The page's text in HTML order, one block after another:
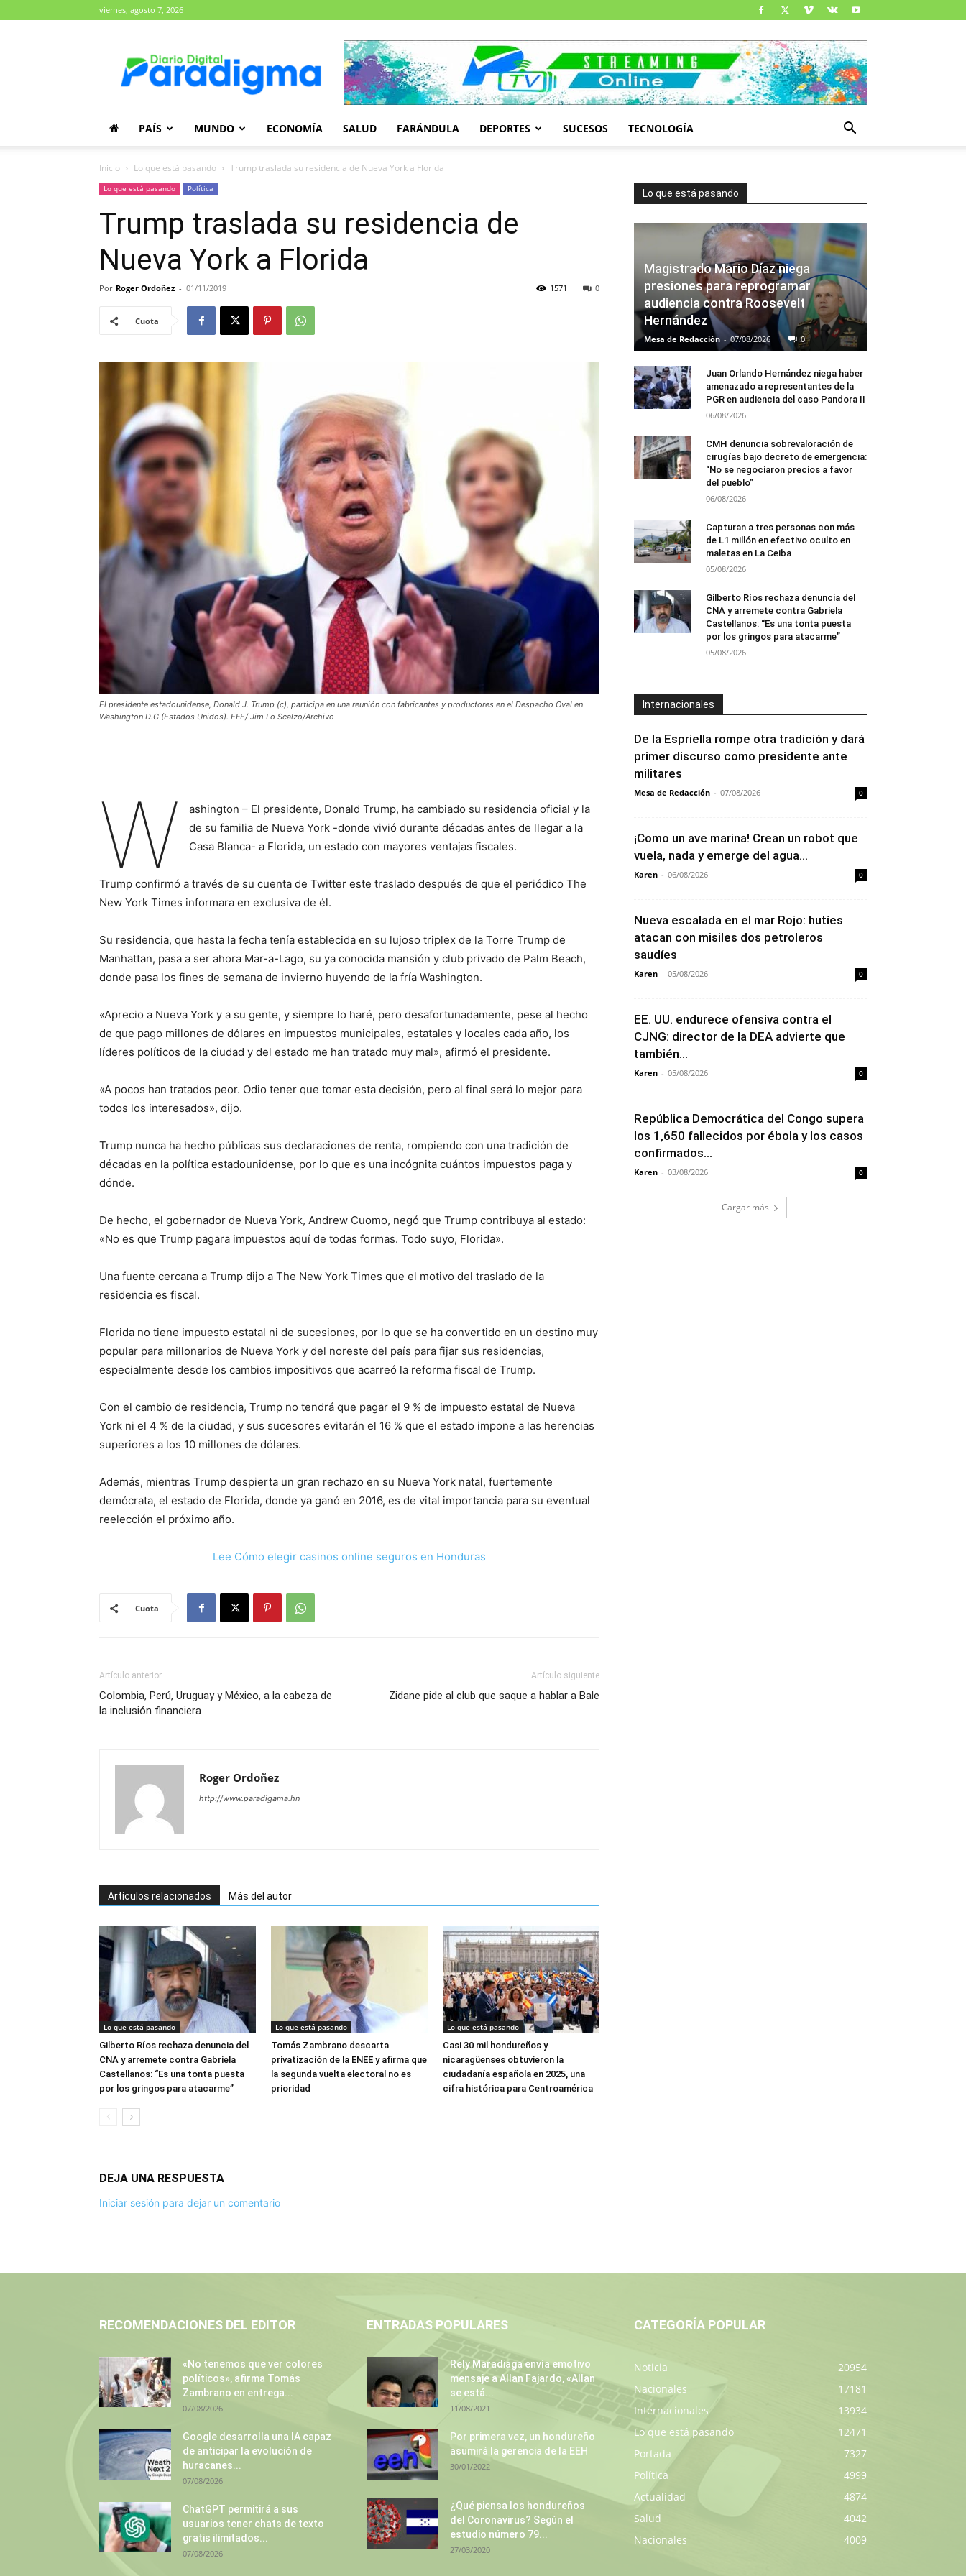
viernes, agosto 7, 2026
Paradigma
PAÍS MUNDO ECONOMÍA SALUD FARÁNDULA DEPORTES SUCESOS TECNOLOGÍA
Inicio Lo que está pasando Trump traslada su residencia de Nueva York a Florida
Lo que está pasando Política
Trump traslada su residencia de
Nueva York a Florida
Por Roger Ordoñez - 01/11/2019 0
1571
Cuota
El presidente estadounidense, Donald J. Trump (c), participa en una reunión con fabricantes y productores en el Despacho Oval en
Washington D.C (Estados Unidos). EFE/ Jim Lo Scalzo/Archivo
W
ashington – El presidente, Donald Trump, ha cambiado su residencia oficial y la
de su familia de Nueva York -donde vivió durante décadas antes de llegar a la
Casa Blanca- a Florida, un estado con mayores ventajas fiscales.
Trump confirmó a través de su cuenta de Twitter este traslado después de que el periódico The
New York Times informara en exclusiva de él.
Su residencia, que hasta la fecha tenía establecida en su lujoso triplex de la Torre Trump de
Manhattan, pasa a ser ahora Mar-a-Lago, su ya conocida mansión y club privado de Palm Beach,
donde pasa los fines de semana de invierno huyendo de la fría Washington.
«Aprecio a Nueva York y a su gente, y siempre lo haré, pero desafortunadamente, pese al hecho
de que pago millones de dólares en impuestos municipales, estatales y locales cada año, los
líderes políticos de la ciudad y del estado me han tratado muy mal», afirmó el presidente.
«A pocos han tratados peor. Odio tener que tomar esta decisión, pero al final será lo mejor para
todos los interesados», dijo.
Trump nunca ha hecho públicas sus declaraciones de renta, rompiendo con una tradición de
décadas en la política estadounidense, por lo que es una incógnita cuántos impuestos paga y
dónde.
De hecho, el gobernador de Nueva York, Andrew Cuomo, negó que Trump contribuya al estado:
«No es que Trump pagara impuestos aquí de todas formas. Todo suyo, Florida».
Una fuente cercana a Trump dijo a The New York Times que el motivo del traslado de la
residencia es fiscal.
Florida no tiene impuesto estatal ni de sucesiones, por lo que se ha convertido en un destino muy
popular para millonarios de Nueva York y del noreste del país para fijar sus residencias,
especialmente desde los cambios impositivos que acarreó la reforma fiscal de Trump.
Con el cambio de residencia, Trump no tendrá que pagar el 9 % de impuesto estatal de Nueva
York ni el 4 % de la ciudad, y sus sucesores evitarán el 16 % que el estado impone a las herencias
superiores a los 10 millones de dólares.
Además, mientras Trump despierta un gran rechazo en su Nueva York natal, fuertemente
demócrata, el estado de Florida, donde ya ganó en 2016, es de vital importancia para su eventual
reelección el próximo año.
Lee Cómo elegir casinos online seguros en Honduras
Cuota
Artículo anterior
Colombia, Perú, Uruguay y México, a la cabeza de
la inclusión financiera
Artículo siguiente
Zidane pide al club que saque a hablar a Bale
Roger Ordoñez
http://www.paradigama.hn
Artículos relacionados Más del autor
Lo que está pasando
Gilberto Ríos rechaza denuncia del
CNA y arremete contra Gabriela
Castellanos: “Es una tonta puesta
por los gringos para atacarme”
Lo que está pasando
Tomás Zambrano descarta
privatización de la ENEE y afirma que
la segunda vuelta electoral no es
prioridad
Lo que está pasando
Casi 30 mil hondureños y
nicaragüenses obtuvieron la
ciudadanía española en 2025, una
cifra histórica para Centroamérica
DEJA UNA RESPUESTA
Iniciar sesión para dejar un comentario
Lo que está pasando
Magistrado Mario Díaz niega
presiones para reprogramar
audiencia contra Roosevelt
Hernández
Mesa de Redacción - 07/08/2026 0
Juan Orlando Hernández niega haber
amenazado a representantes de la
PGR en audiencia del caso Pandora II
06/08/2026
CMH denuncia sobrevaloración de
cirugías bajo decreto de emergencia:
“No se negociaron precios a favor
del pueblo”
06/08/2026
Capturan a tres personas con más
de L1 millón en efectivo oculto en
maletas en La Ceiba
05/08/2026
Gilberto Ríos rechaza denuncia del
CNA y arremete contra Gabriela
Castellanos: “Es una tonta puesta
por los gringos para atacarme”
05/08/2026
Internacionales
De la Espriella rompe otra tradición y dará
primer discurso como presidente ante
militares
Mesa de Redacción - 07/08/2026 0
¡Como un ave marina! Crean un robot que
vuela, nada y emerge del agua...
Karen - 06/08/2026 0
Nueva escalada en el mar Rojo: hutíes
atacan con misiles dos petroleros
saudíes
Karen - 05/08/2026 0
EE. UU. endurece ofensiva contra el
CJNG: director de la DEA advierte que
también...
Karen - 05/08/2026 0
República Democrática del Congo supera
los 1,650 fallecidos por ébola y los casos
confirmados...
Karen - 03/08/2026 0
Cargar más
RECOMENDACIONES DEL EDITOR
«No tenemos que ver colores
políticos», afirma Tomás
Zambrano en entrega...
07/08/2026
Google desarrolla una IA capaz
de anticipar la evolución de
huracanes...
07/08/2026
ChatGPT permitirá a sus
usuarios tener chats de texto
gratis ilimitados...
07/08/2026
ENTRADAS POPULARES
Rely Maradiaga envía emotivo
mensaje a Allan Fajardo, «Allan
se está...
11/08/2021
Por primera vez, un hondureño
asumirá la gerencia de la EEH
30/01/2022
¿Qué piensa los hondureños
del Coronavirus? Según el
estudio número 79...
27/03/2020
CATEGORÍA POPULAR
Noticia
20954
Nacionales
17181
Internacionales
13934
Lo que está pasando
12471
Portada
7327
Política
4999
Actualidad
4874
Salud
4042
Nacionales
4009